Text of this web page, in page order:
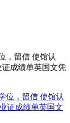
，留信 使馆认
成绩单英国文凭